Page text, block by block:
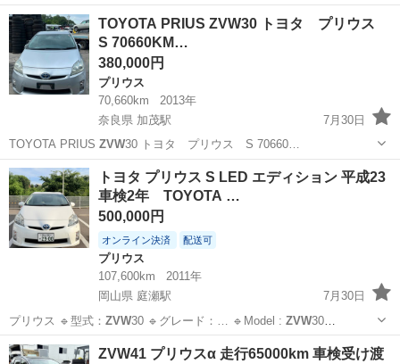
ル交換も定期的にしてます 修復歴なし リッター30超えます
宮崎 都城市
TOYOTA PRIUS ZVW30 トヨタ プリウス
S 70660KM…
380,000円
プリウス
70,660km
2013年
奈良県 加茂駅
7月30日
TOYOTA PRIUS ZVW30 トヨタ プリウス S 70660…
奈良 奈良市 加茂駅 プリウス
トヨタ プリウス S LED エディション 平成23
車検2年 TOYOTA …
500,000円
オンライン決済 配送可
プリウス
107,600km
2011年
岡山県 庭瀬駅
7月30日
プリウス 🔹型式： ZVW30 🔹グレード：… 🔹Model : ZVW30
🔹Grade…
岡山 岡山市 プリウス TOYOTA
ZVW41 プリウスα 走行65000km 車検受け渡